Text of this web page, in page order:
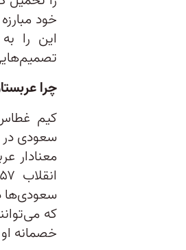
خود
این را
چرا
کیم
سعودی در
معنادار
سعودی‌ها
که
خصمانه